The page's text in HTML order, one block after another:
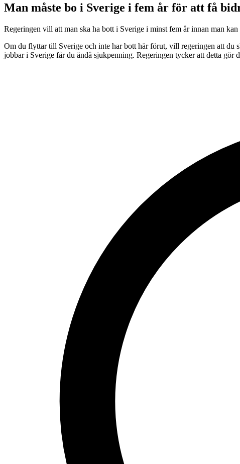
Man måste bo i Sverige i fem år för att få
Regeringen vill att man ska ha bott i Sverige i minst fem år innan man
Om du flyttar till Sverige och inte har bott här förut, vill regeringen att du
jobbar i Sverige får du ändå sjukpenning. Regeringen tycker att detta gör